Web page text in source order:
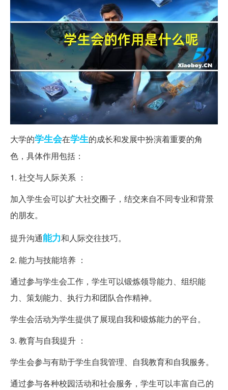
大学的学生会在学生的成长和发展中扮演着重要的角
色，具体作用包括：
1. 社交与人际关系 ：
加入学生会可以扩大社交圈子，结交来自不同专业和背景
的朋友。
提升沟通能力和人际交往技巧。
2. 能力与技能培养 ：
通过参与学生会工作，学生可以锻炼领导能力、组织能
力、策划能力、执行力和团队合作精神。
学生会活动为学生提供了展现自我和锻炼能力的平台。
3. 教育与自我提升 ：
学生会参与有助于学生自我管理、自我教育和自我服务。
通过参与各种校园活动和社会服务，学生可以丰富自己的